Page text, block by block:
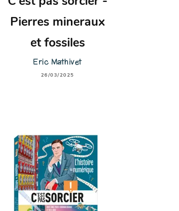
Pierres mineraux
et fossiles
Eric Mathivet
26/03/2025